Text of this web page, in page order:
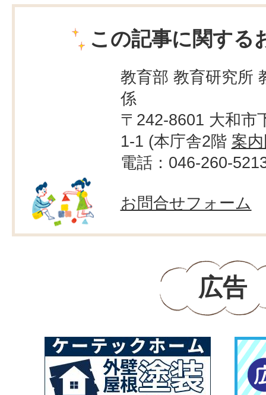
この記事に関する
教育部 教育研究所
係
〒242-8601 大和市
1-1 (本庁舎2階 案
電話：046-260-
お問合せフォーム
広告